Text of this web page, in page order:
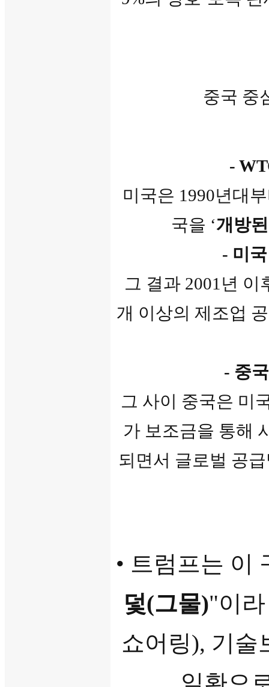
중국 중
-
미국은 1990년대
국을 ‘개방
- 미
그 결과 2001년
개 이상의 제조업
- 중
그 사이 중국은 미
가 보조금을 통해
되면서 글로벌 공
• 트럼프는 이
덫(그물)"이
쇼어링), 기술